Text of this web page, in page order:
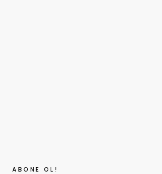
ABONE OL!